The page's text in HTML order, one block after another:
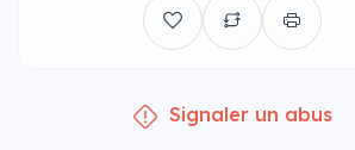
Signaler un abus